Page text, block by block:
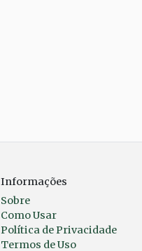
Informações
Sobre
Como Usar
Política de Privacidade
Termos de Uso